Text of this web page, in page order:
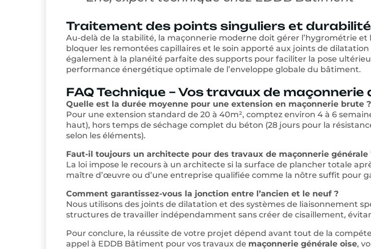
Traitement des points singuliers et durabilité
Au-delà de la stabilité, la maçonnerie moderne doit gérer l’hygrométrie et
bloquer les remontées capillaires et le soin apporté aux joints de
également à la planéité parfaite des supports pour faciliter la pose
performance énergétique optimale de l’enveloppe globale du bâtiment.
FAQ Technique – Vos travaux de maçonnerie
Quelle est la durée moyenne pour une extension en maçonnerie brute ?
Pour une extension standard de 20 à 40m², comptez environ 4 à 6
haut), hors temps de séchage complet du béton (28 jours pour la
selon les éléments).
Faut-il toujours un architecte pour des travaux de maçonnerie générale
La loi impose le recours à un architecte si la surface de plancher totale
maître d’œuvre ou d’une entreprise qualifiée comme la nôtre suffit pour
Comment garantissez-vous la jonction entre l’ancien et le neuf ?
Nous utilisons des joints de dilatation et des systèmes de liaisonnement
structures de travailler indépendamment sans créer de cisaillement,
Pour conclure, la réussite de votre projet dépend avant tout de la
appel à EDDB Bâtiment pour vos travaux de maçonnerie générale oise,